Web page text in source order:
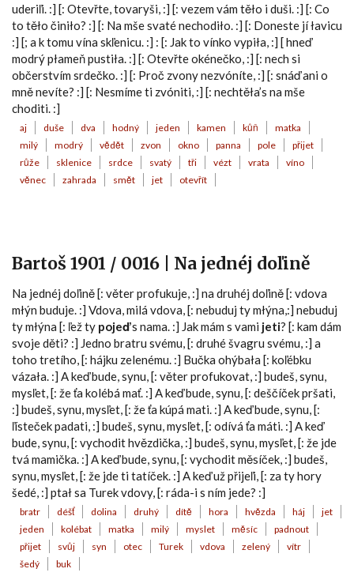
uderiľi. :] [: Otevřte, tovaryši, :] [: vezem vám těło i duši. :] [: Co
to těło činiło? :] [: Na mše svaté nechodiło. :] [: Doneste jí łavicu
:] [; a k tomu vína skľenicu. :] : [: Jak to vínko vypiła, :] [ hneď
modrý płameň pustiła. :] [: Otevřte okénečko, :] [: nech si
občerstvím srdečko. :] [: Proč zvony nezvóníte, :] [: snáď ani o
mně nevíte? :] [: Nesmíme ti zvóniti, :] [: nechtěła’s na mše
choditi. :]
aj duše dva hodný jeden kamen kůň
matka
milý
modrý vědět zvon okno panna pole
přijet
růže
sklenice srdce svatý tři vézt vrata
víno
věnec
zahrada smět jet otevřít
Bartoš 1901 / 0016 | Na jednéj doľině
Na jednéj doľině [: věter profukuje, :] na druhéj doľině [: vdova
młýn buduje. :] Vdova, milá vdova, [: nebuduj ty młýna,:] nebuduj
ty młýna [: ľež ty pojeďs nama. :] Jak mám s vami jeti? [: kam dám
svoje děti? :] Jedno bratru svému, [: druhé švagru svému, :] a
toho tretího, [: hájku zelenému. :] Bučka ohýbała [: koľébku
vázała. :] A keď bude, synu, [: věter profukovat, :] budeš, synu,
mysľet, [: že ťa kolébá mať. :] A keď bude, synu, [: deščíček pršati,
:] budeš, synu, mysľet, [: že ťa kúpá mati. :] A keď bude, synu, [:
ľísteček padati, :] budeš, synu, mysľet, [: odívá ťa máti. :] A keď
bude, synu, [: vychodit hvězdička, :] budeš, synu, mysľet, [: že jde
tvá mamička. :] A keď bude, synu, [: vychodit měsíček, :] budeš,
synu, mysľet, [: že jde ti tatíček. :] A keď už přijeľi, [: za ty hory
šedé, :] ptał sa Turek vdovy, [: ráda-i s ním jede? :]
bratr déšť dolina druhý dítě hora hvězda háj
jet
jeden
kolébat matka milý myslet měsíc
padnout
přijet
svůj syn otec Turek vdova zelený
vítr
šedý
buk